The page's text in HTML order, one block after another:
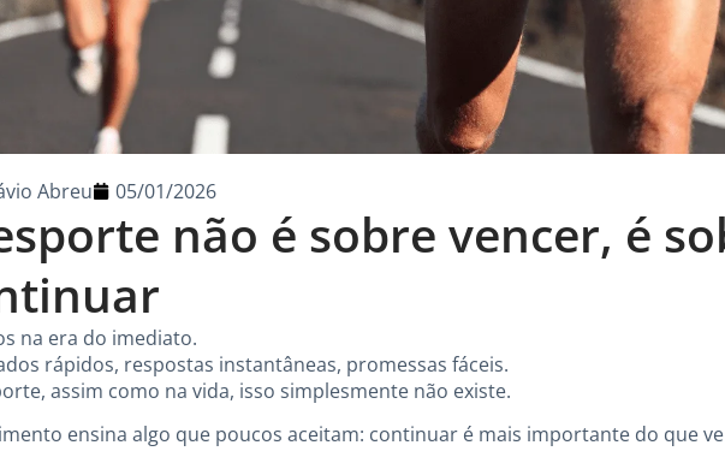
não é sobre vencer, é
Abreu 05/01/2026
na era do imediato.
rápidos, respostas instantâneas, promessas fáceis.
assim como na vida, isso simplesmente não existe.
ensina algo que poucos aceitam: continuar é mais importante do que